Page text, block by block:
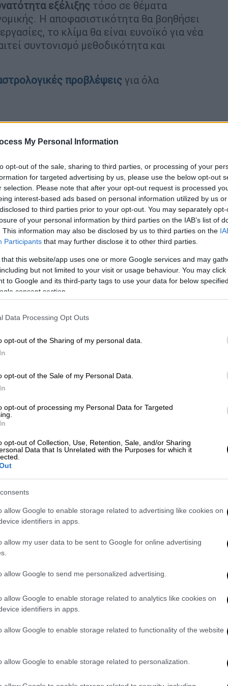
My Personal Information
opt-out of the sale, sharing to third parties, or processing of your
for targeted advertising by us, please use the below opt-out
selection. Please note that after your opt-out request is processed
interest-based ads based on personal information utilized by us
to third parties prior to your opt-out. You may separately
of your personal information by third parties on the IAB’s list of
This information may also be disclosed by us to third parties on the
Participants that may further disclose it to other third parties.
that this website/app uses one or more Google services and may
but not limited to your visit or usage behaviour. You may
to Google and its third-party tags to use your data for below
consent section.
Data Processing Opt Outs
opt-out of the Sharing of my personal data.
opt-out of the Sale of my Personal Data.
opt-out of processing my Personal Data for Targeted
opt-out of Collection, Use, Retention, Sale, and/or Sharing
Data that Is Unrelated with the Purposes for which it
allow Google to enable storage related to advertising like cookies on
identifiers in apps.
allow my user data to be sent to Google for online advertising
allow Google to send me personalized advertising.
allow Google to enable storage related to analytics like cookies on
identifiers in apps.
allow Google to enable storage related to functionality of the website
allow Google to enable storage related to personalization.
εξέλιξης τόσο σε θέματα
Η αποφασιστικότητα θα βοηθήσει
το κλίμα θα είναι ευνοϊκό για νέα
συντονισμό μεθοδικότητα και
προβλέψεις για όλα
με πρόσωπα που αγαπάς. Το
κατά την διάρκεια της ημέρας και
κοντινού σου περιβάλλοντος που θα σε
σε εμπορικές συμφωνίες και
έχεις την κατανόηση και την διάθεση να
σου θα οδηγήσει σε εξαιρετικές
άκρως ευνοϊκά για το εισόδημά
ζητήματα οικονομικής φύσεως.
για κοινωνικότητα και
σε επαφή με πρόσωπα που είναι κοντά
σου και εκκρεμότητες που μπορεί
να πάρουμε το καλύτερο δυνατό
τις ανασφάλειες σου να επηρεάσουν
να δραστηριοποιηθείς σε πιθανές
επικεντρώνεις την προσοχή σου
έντονα.
και συνεργασίες που μπορεί να
σου ζωή. Προσπάθησε να ξεφύγεις
που θα ενοχλήσουν και βρες την
άλλων που θα οδηγήσουν στις